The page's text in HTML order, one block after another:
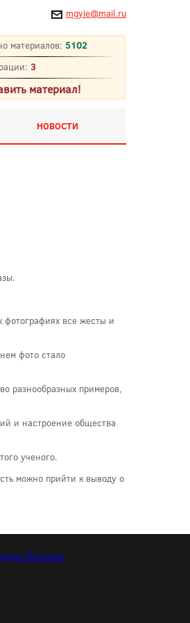
mgyie@mail.ru
материалов: 5102
3
материал!
НОВОСТИ
фотографиях все жесты и
фото стало
разнообразных примеров,
и настроение общества
ученого.
можно прийти к выводу о